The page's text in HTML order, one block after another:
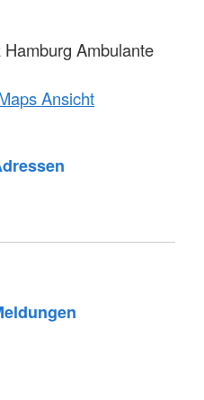
Ambulante
Ansicht